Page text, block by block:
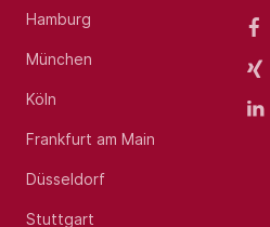
Hamburg
München
Köln
Frankfurt am Main
Düsseldorf
Stuttgart